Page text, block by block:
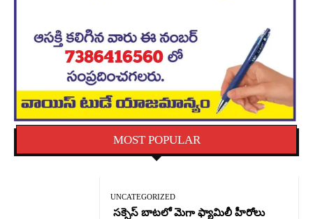
MOST POPULAR
UNCATEGORIZED
సక్సెస్ బాటలో మెగా ఫ్యామిలీ హీరోలు